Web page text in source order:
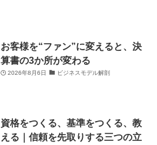
お客様を“ファン”に変えると、決
算書の3か所が変わる
2026年8月6日 ビジネスモデル解剖
資格をつくる、基準をつくる、教
える｜信頼を先取りする三つの立